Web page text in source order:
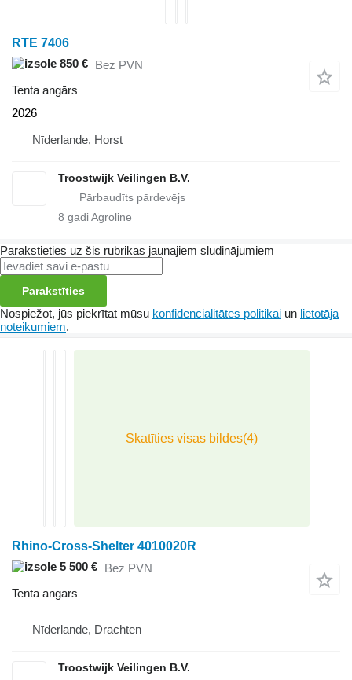
RTE 7406
850 € Bez PVN
Tenta angārs
2026
Nīderlande, Horst
Troostwijk Veilingen B.V.
8 gadi Agroline
Parakstieties uz šis rubrikas jaunajiem sludinājumiem
Parakstīties
Nospiežot, jūs piekrītat mūsu konfidencialitātes politikai un lietotāja
noteikumiem.
Rhino-Cross-Shelter 4010020R
5 500 € Bez PVN
Tenta angārs
Nīderlande, Drachten
Troostwijk Veilingen B.V.